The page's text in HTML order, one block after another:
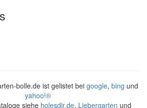
bolle.de ist gelistet bei google, bing und
yahoo!®
siehe holesdir.de, Liebergarten und